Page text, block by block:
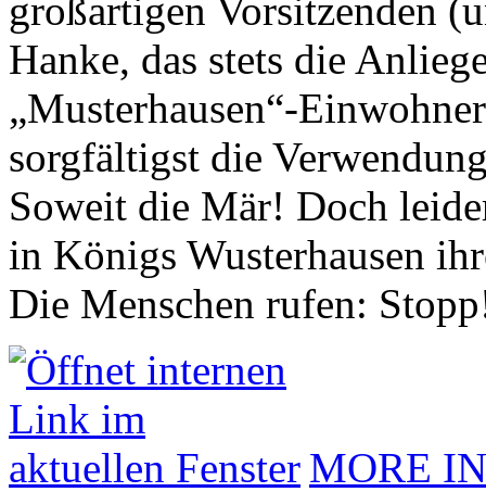
großartigen Vorsitzenden
Hanke, das stets die
„Musterhausen“-
sorgfältigst die
Soweit die Mär! Doch
in Königs Wusterhausen
Die Menschen rufen:
MORE